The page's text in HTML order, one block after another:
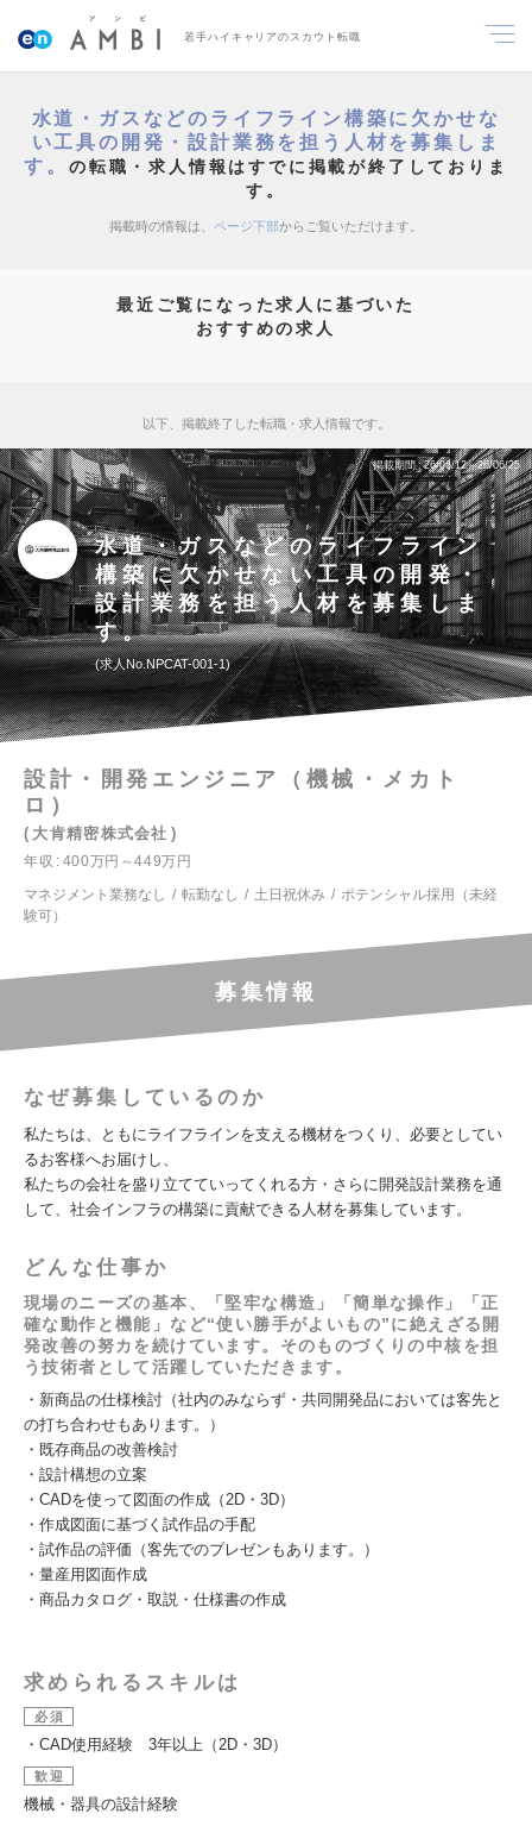
若手ハイキャリアのスカウト転職
水道・ガスなどのライフライン構築に欠かせな
い工具の開発・設計業務を担う人材を募集しま
す。 の転職・求人情報はすでに掲載が終了しておりま
す。
掲載時の情報は、 ページ下部からご覧いただけます。
最近ご覧になった求人に基づいた
おすすめの求人
以下、掲載終了した転職・求人情報です。
掲載期間 26/06/12～26/06/25
水道・ガスなどのライフライン
構築に欠かせない工具の開発・
設計業務を担う人材を募集しま
す。
求人No.NPCAT-001-1
設計・開発エンジニア（機械・メカト
ロ）
大肯精密株式会社
年収
400万円～449万円
マネジメント業務なし
転勤なし 土日祝休み
ポテンシャル採用（未経
験可）
募集情報
なぜ募集しているのか
私たちは、ともにライフラインを支える機材をつくり、必要としてい
るお客様へお届けし、
私たちの会社を盛り立てていってくれる方・さらに開発設計業務を通
して、社会インフラの構築に貢献できる人材を募集しています。
どんな仕事か
現場のニーズの基本、「堅牢な構造」「簡単な操作」「正
確な動作と機能」など“使い勝手がよいもの”に絶えざる開
発改善の努カを続けています。そのものづくりの中核を担
う技術者として活躍していただきます。
・新商品の仕様検討（社内のみならず・共同開発品においては客先と
の打ち合わせもあります。）
・既存商品の改善検討
・設計構想の立案
・CADを使って図面の作成（2D・3D）
・作成図面に基づく試作品の手配
・試作品の評価（客先でのプレゼンもあります。）
・量産用図面作成
・商品カタログ・取説・仕様書の作成
求められるスキルは
必須
・CAD使用経験 3年以上（2D・3D）
歓迎
機械・器具の設計経験